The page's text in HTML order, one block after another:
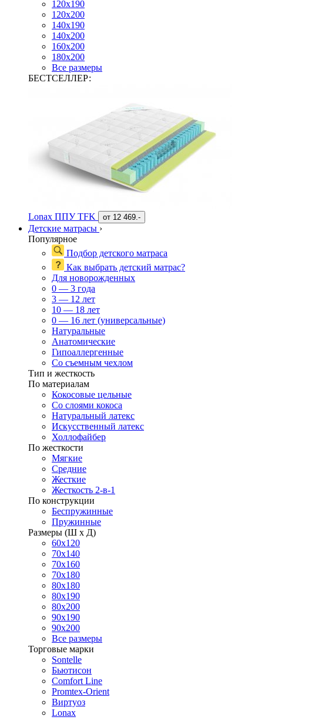
120х190
120х200
140х190
140х200
160х200
180х200
Все размеры
БЕСТСЕЛЛЕР:
Lonax ППУ TFK от 12 469.-
Детские матрасы ›
Популярное
Подбор детского матраса
Как выбрать детский матрас?
Для новорожденных
0 — 3 года
3 — 12 лет
10 — 18 лет
0 — 16 лет (универсальные)
Натуральные
Анатомические
Гипоаллергенные
Со съемным чехлом
Тип и жесткость
По материалам
Кокосовые цельные
Со слоями кокоса
Натуральный латекс
Искусственный латекс
Холлофайбер
По жесткости
Мягкие
Средние
Жесткие
Жесткость 2-в-1
По конструкции
Беспружинные
Пружинные
Размеры (Ш х Д)
60х120
70х140
70х160
70х180
80х180
80х190
80х200
90х190
90х200
Все размеры
Торговые марки
Sontelle
Бьютисон
Comfort Line
Promtex-Orient
Виртуоз
Lonax